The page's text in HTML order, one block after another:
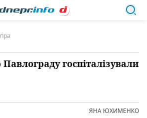
госпіталізували
ЯНА ЮХИМЕНКО